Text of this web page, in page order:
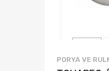
PORYA VE